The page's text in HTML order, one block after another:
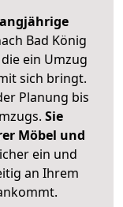
Bad König
ein Umzug
sich bringt.
Planung bis
Sie
Möbel und
ein und
an Ihrem